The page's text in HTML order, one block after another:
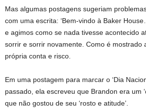
Mas algumas postagens sugeriam
com uma escrita: ‘Bem-vindo à Baker
e agimos como se nada tivesse acontecido
sorrir e sorrir novamente. Como é mostrado
própria conta e risco.
Em uma postagem para marcar o ‘Dia
passado, ela escreveu que Brandon era um
que não gostou de seu ‘rosto e atitude’.